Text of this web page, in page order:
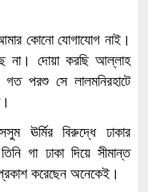
কোনো যোগাযোগ নাই।
না। দোয়া করছি আল্লাহ
পরশু সে লালমনিরহাটে
ঊর্মির বিরুদ্ধে ঢাকার
গা ঢাকা দিয়ে সীমান্ত
করেছেন অনেকেই।